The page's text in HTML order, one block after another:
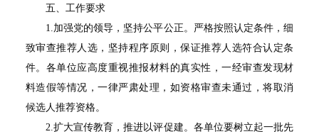
五、工作要求
1.加强党的领导，坚持公平公正。严格按照认定条件，细
致审查推荐人选，坚持程序原则，保证推荐人选符合认定条
件。各单位应高度重视推报材料的真实性，一经审查发现材
料造假等情况，一律严肃处理，如资格审查未通过，将取消
候选人推荐资格。
2.扩大宣传教育，推进以评促建。各单位要树立起一批先